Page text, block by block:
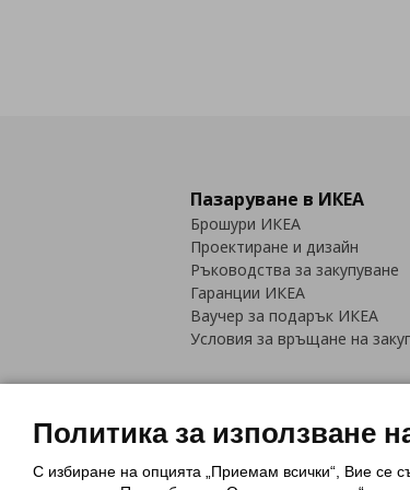
Пазаруване в ИКЕА
Брошури ИКЕА
Проектиране и дизайн
Ръководства за закупуване
Гаранции ИКЕА
Ваучер за подарък ИКЕА
Условия за връщане на
Политика за
Политика за използване
С избиране на опцията „Приемам всички“, Вие се